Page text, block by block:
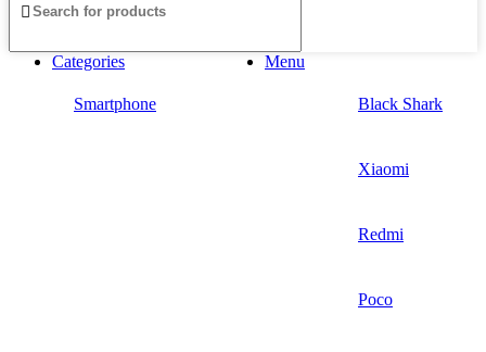
Menu
Categories
Smartphone Black Shark
Xiaomi
Redmi
Poco